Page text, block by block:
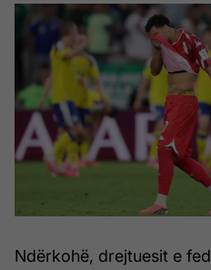
Ndërkohë, drejtuesit e